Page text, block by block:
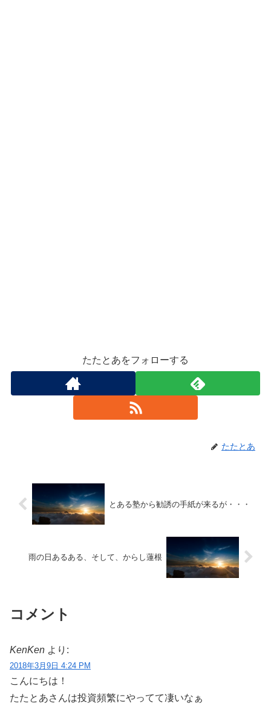
たたとあをフォローする
たたとあ
とある塾から勧誘の手紙が来るが・・・
雨の日あるある、そして、からし蓮根
コメント
KenKen より:
2018年3月9日 4:24 PM
こんにちは！
たたとあさんは投資頻繁にやってて凄いなぁ